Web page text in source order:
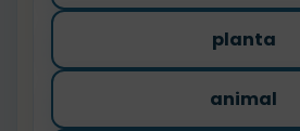
planta
animal